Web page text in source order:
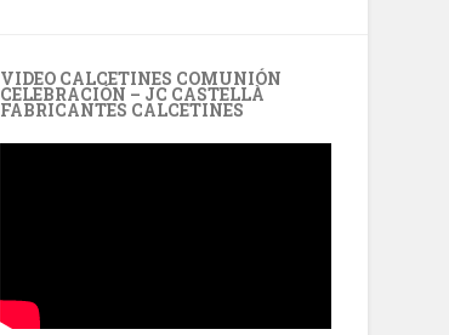
VIDEO CALCETINES COMUNIÓN
CELEBRACIÓN – JC CASTELLÀ
FABRICANTES CALCETINES